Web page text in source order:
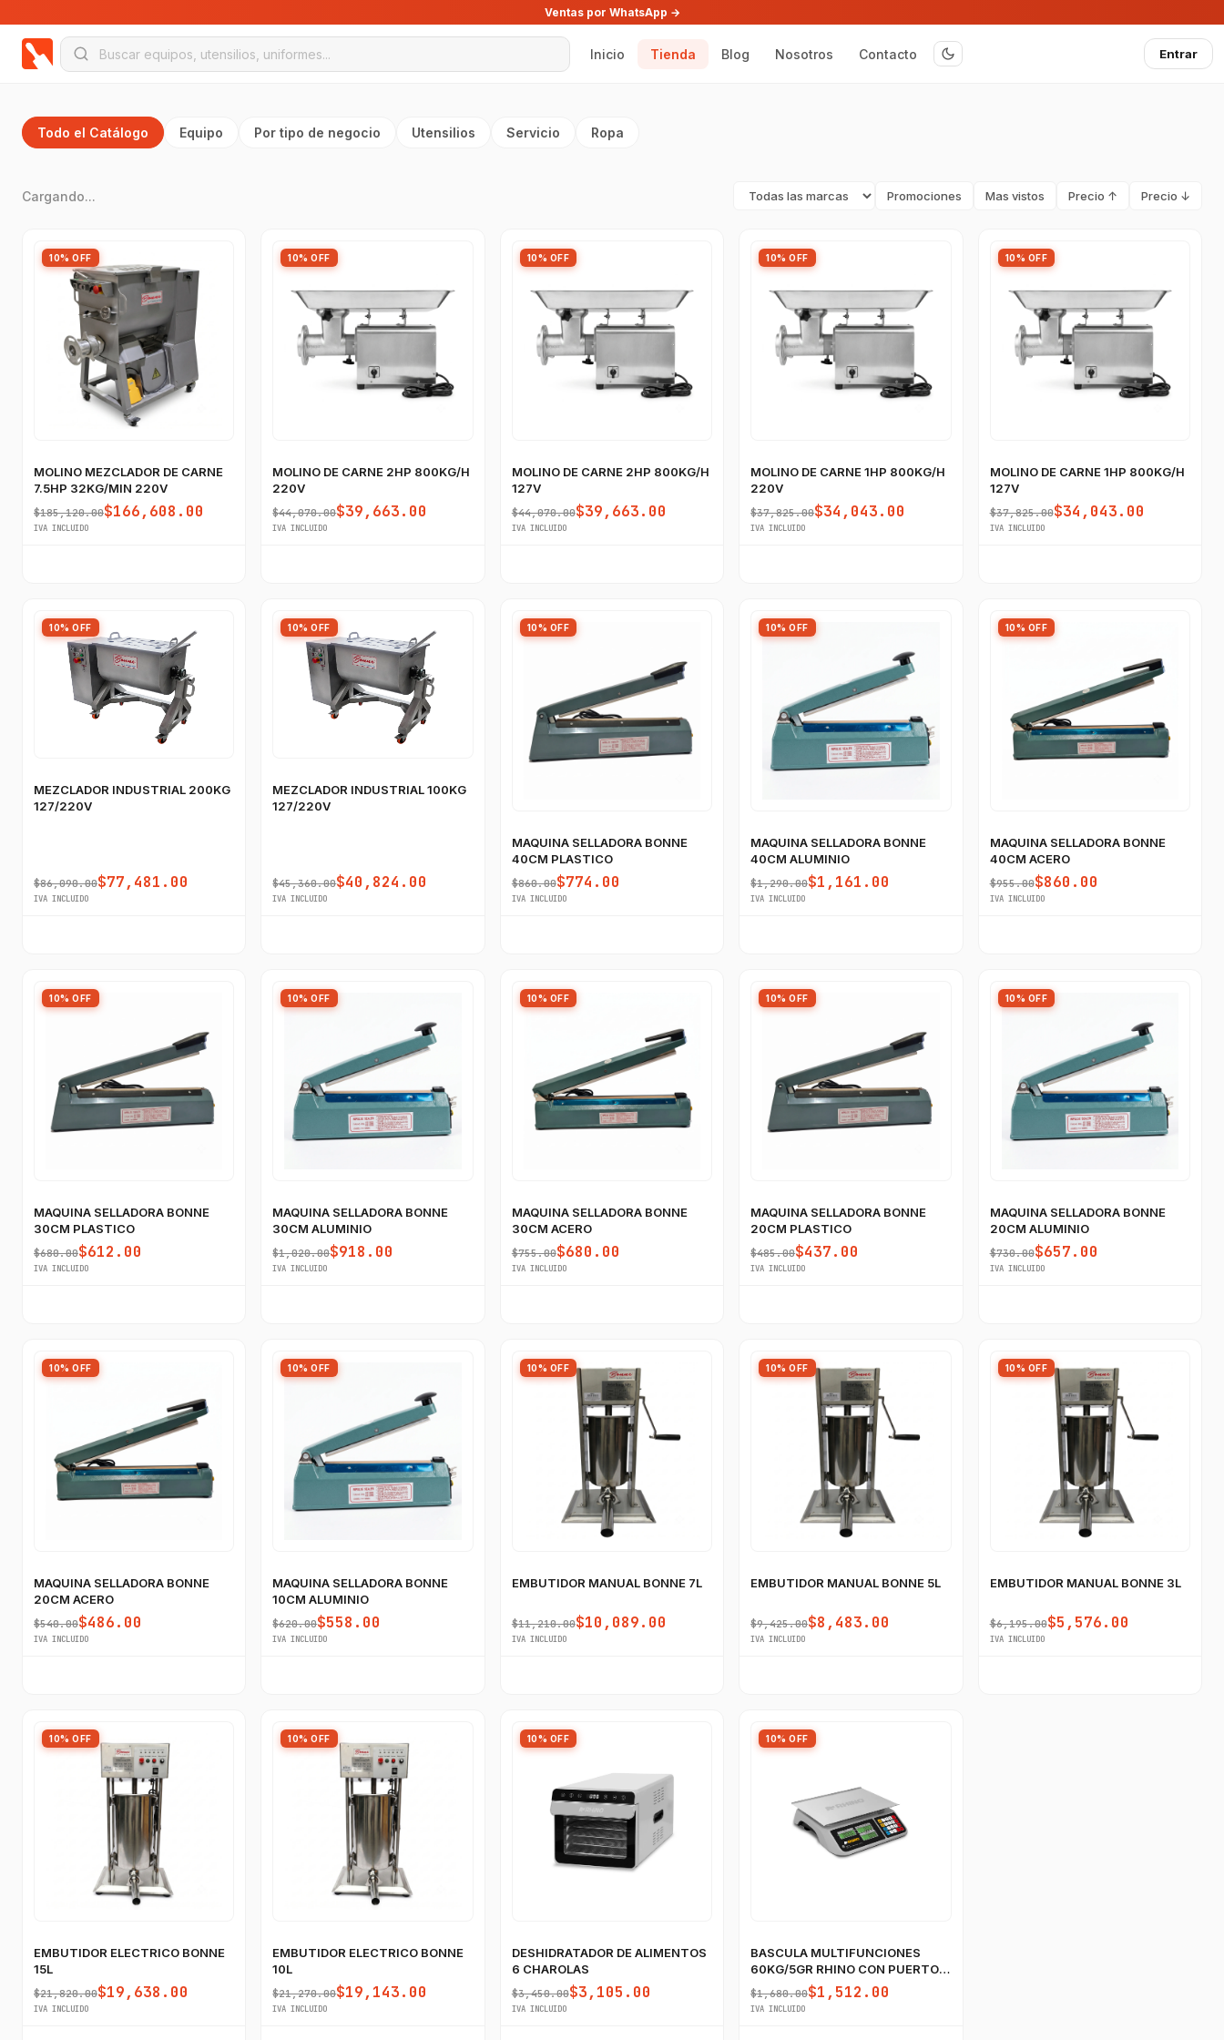
Ventas por WhatsApp →
Inicio Tienda Blog Nosotros Contacto Entrar
Todo el Catálogo Equipo Por tipo de negocio Utensilios Servicio Ropa
Cargando... Promociones Mas vistos Precio ↑ Precio ↓
10% OFF
MOLINO MEZCLADOR DE CARNE
7.5HP 32KG/MIN 220V
$185,120.00$166,608.00
IVA INCLUIDO
10% OFF
MOLINO DE CARNE 2HP 800KG/H
220V
$44,070.00$39,663.00
IVA INCLUIDO
10% OFF
MOLINO DE CARNE 2HP 800KG/H
127V
$44,070.00$39,663.00
IVA INCLUIDO
10% OFF
MOLINO DE CARNE 1HP 800KG/H
220V
$37,825.00$34,043.00
IVA INCLUIDO
10% OFF
MOLINO DE CARNE 1HP 800KG/H
127V
$37,825.00$34,043.00
IVA INCLUIDO
10% OFF
MEZCLADOR INDUSTRIAL 200KG
127/220V
$86,090.00$77,481.00
IVA INCLUIDO
10% OFF
MEZCLADOR INDUSTRIAL 100KG
127/220V
$45,360.00$40,824.00
IVA INCLUIDO
10% OFF
MAQUINA SELLADORA BONNE
40CM PLASTICO
$860.00$774.00
IVA INCLUIDO
10% OFF
MAQUINA SELLADORA BONNE
40CM ALUMINIO
$1,290.00$1,161.00
IVA INCLUIDO
10% OFF
MAQUINA SELLADORA BONNE
40CM ACERO
$955.00$860.00
IVA INCLUIDO
10% OFF
MAQUINA SELLADORA BONNE
30CM PLASTICO
$680.00$612.00
IVA INCLUIDO
10% OFF
MAQUINA SELLADORA BONNE
30CM ALUMINIO
$1,020.00$918.00
IVA INCLUIDO
10% OFF
MAQUINA SELLADORA BONNE
30CM ACERO
$755.00$680.00
IVA INCLUIDO
10% OFF
MAQUINA SELLADORA BONNE
20CM PLASTICO
$485.00$437.00
IVA INCLUIDO
10% OFF
MAQUINA SELLADORA BONNE
20CM ALUMINIO
$730.00$657.00
IVA INCLUIDO
10% OFF
MAQUINA SELLADORA BONNE
20CM ACERO
$540.00$486.00
IVA INCLUIDO
10% OFF
MAQUINA SELLADORA BONNE
10CM ALUMINIO
$620.00$558.00
IVA INCLUIDO
10% OFF
EMBUTIDOR MANUAL BONNE 7L
$11,210.00$10,089.00
IVA INCLUIDO
10% OFF
EMBUTIDOR MANUAL BONNE 5L
$9,425.00$8,483.00
IVA INCLUIDO
10% OFF
EMBUTIDOR MANUAL BONNE 3L
$6,195.00$5,576.00
IVA INCLUIDO
10% OFF
EMBUTIDOR ELECTRICO BONNE
15L
$21,820.00$19,638.00
IVA INCLUIDO
10% OFF
EMBUTIDOR ELECTRICO BONNE
10L
$21,270.00$19,143.00
IVA INCLUIDO
10% OFF
DESHIDRATADOR DE ALIMENTOS
6 CHAROLAS
$3,450.00$3,105.00
IVA INCLUIDO
10% OFF
BASCULA MULTIFUNCIONES
60KG/5GR RHINO CON PUERTO
USB
$1,680.00$1,512.00
IVA INCLUIDO